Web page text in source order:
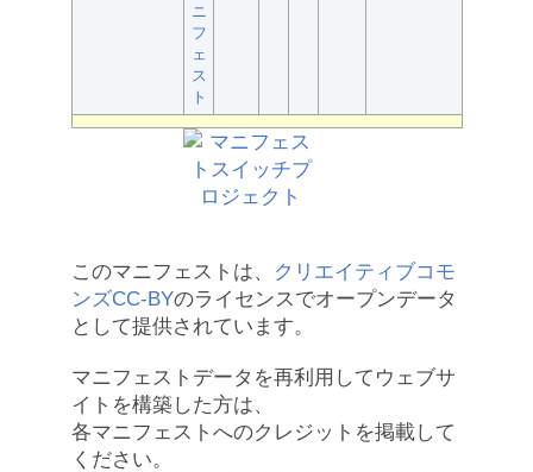
ニ
フ
ェ
ス
ト
このマニフェストは、
クリエイティブコモ
ンズCC-BYのライセンスでオープンデータ
として提供されています。
マニフェストデータを再利用してウェブサ
イトを構築した方は、
各マニフェストへのクレジットを掲載して
ください。